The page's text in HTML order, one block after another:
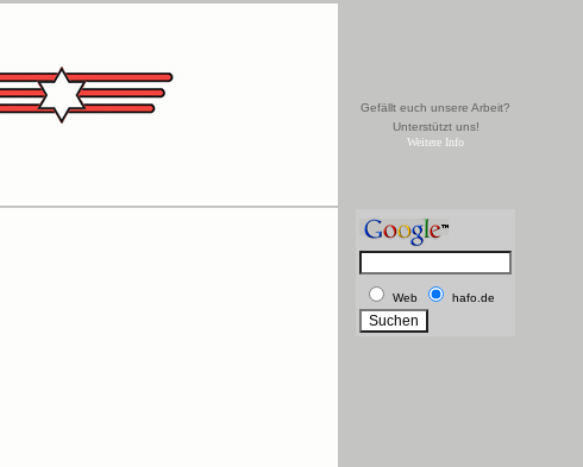
Gefällt euch unsere Arbeit?
Unterstützt uns!
Weitere Info
Web hafo.de